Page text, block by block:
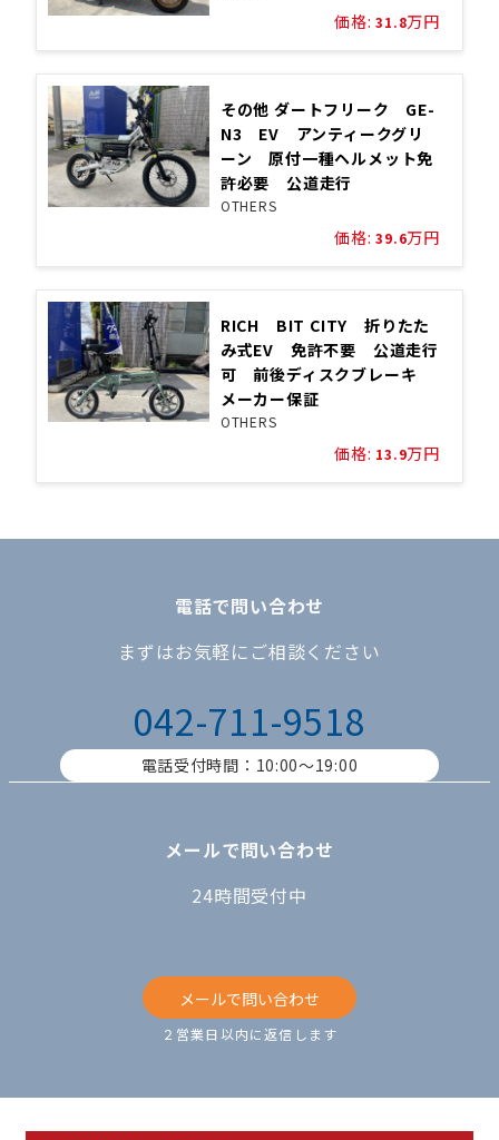
価格: 31.8万円
その他 ダートフリーク GE-
N3 EV アンティークグリ
ーン 原付一種ヘルメット免
許必要 公道走行
OTHERS
価格: 39.6万円
RICH BIT CITY 折りたた
み式EV 免許不要 公道走行
可 前後ディスクブレーキ
メーカー保証
OTHERS
価格: 13.9万円
電話で問い合わせ
まずはお気軽にご相談ください
042-711-9518
電話受付時間：10:00〜19:00
メールで問い合わせ
24時間受付中
メールで問い合わせ
２営業日以内に返信します